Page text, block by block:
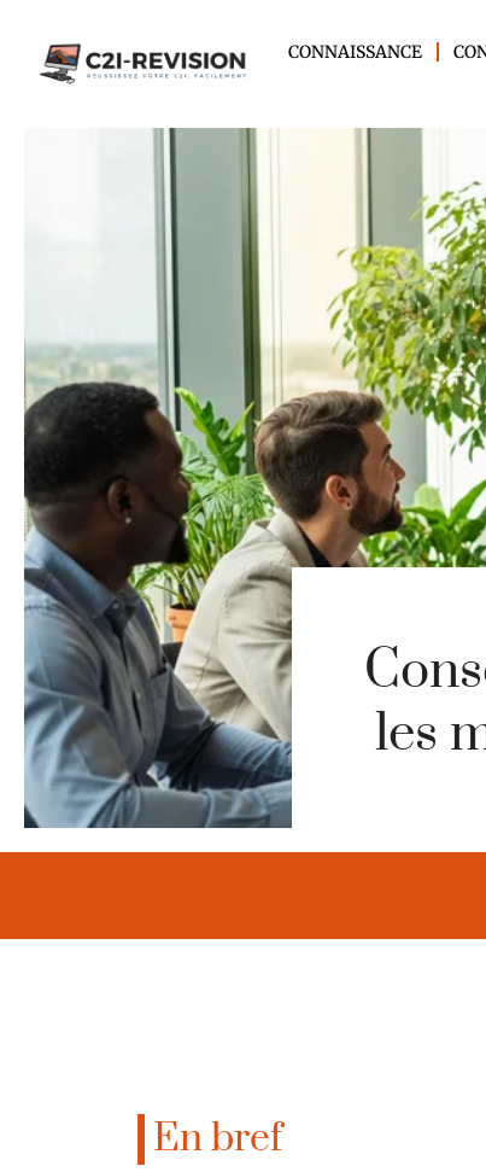
CONNAISSANCE
les
En bref